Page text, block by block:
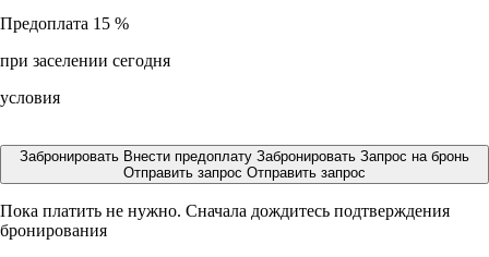
Предоплата 15 %
при заселении сегодня
условия
Забронировать Внести предоплату Забронировать Запрос на бронь
Отправить запрос Отправить запрос
Пока платить не нужно. Сначала дождитесь подтверждения
бронирования